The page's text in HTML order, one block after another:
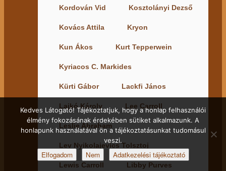
Kordován Vid Kosztolányi Dezső
Kovács Attila Kryon
Kun Ákos Kurt Tepperwein
Kyriacos C. Markides
Kürti Gábor Lackfi János
Lajkó Károly Lee Carroll
Leslie Abraham
Lev Nyikolajevics Tolsztoj
Lewis Carroll Libby Purves
Kedves Látogató! Tájékoztatjuk, hogy a honlap felhasználói
élmény fokozásának érdekében sütiket alkalmazunk. A
honlapunk használatával ön a tájékoztatásunkat tudomásul
veszi.
Elfogadom Nem Adatkezelési tájékoztató